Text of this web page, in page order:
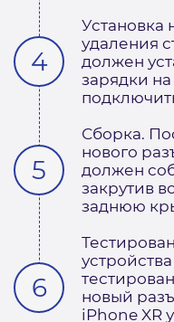
Установка
удаления
должен
зарядки
Сборка.
нового
должен
закрутив
заднюю
новый
iPhone XR